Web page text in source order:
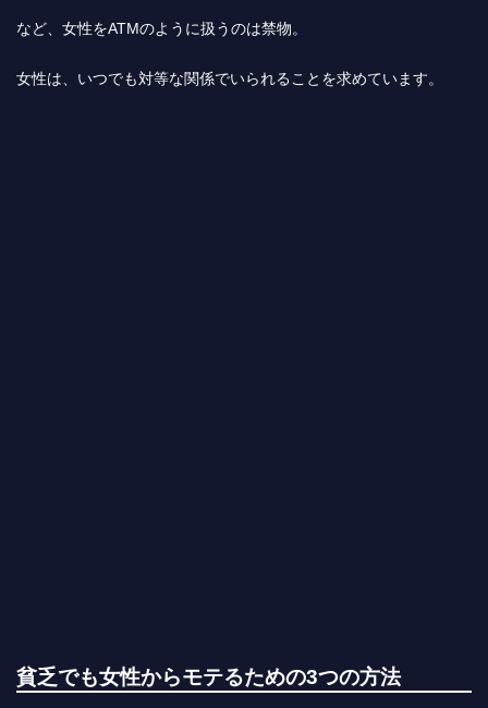
など、女性をATMのように扱うのは禁物。
女性は、いつでも対等な関係でいられることを求めています。
貧乏でも女性からモテるための3つの方法